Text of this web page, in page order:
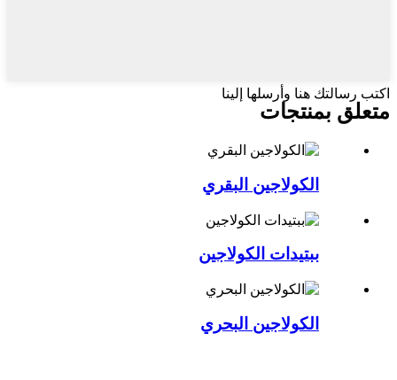
اكتب رسالتك هنا وأرسلها إلينا
متعلق بمنتجات
الكولاجين البقري
ببتيدات الكولاجين
الكولاجين البحري